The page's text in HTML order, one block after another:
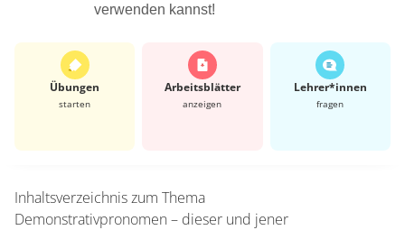
verwenden kannst!
Übungen
starten
Arbeits­blätter
anzeigen
Lehrer*​innen
fragen
Inhaltsverzeichnis zum Thema
Demonstrativpronomen – dieser und jener